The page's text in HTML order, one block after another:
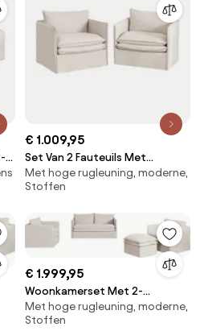
€ 1.009,95
Set Van 2 Fauteuils Met
Armleuningen In Linnen En
Katoen Grace Stof Beige -
Met hoge rugleuning, moderne,
Stoffen
€ 1.999,95
Woonkamerset Met 2-
zitsbank, 2 Fauteuils En Poef In
Linnen En Katoen Grace Stof
Met hoge rugleuning, moderne,
Stoffen